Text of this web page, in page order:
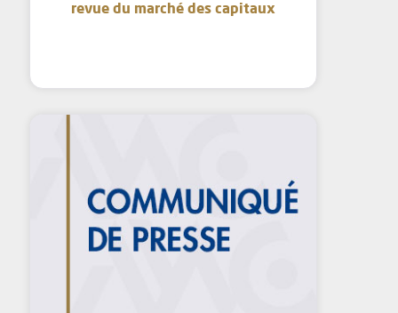
revue du marché des capitaux